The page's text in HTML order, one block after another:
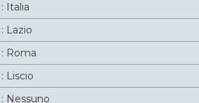
: Italia
: Lazio
: Roma
: Liscio
: Nessuno